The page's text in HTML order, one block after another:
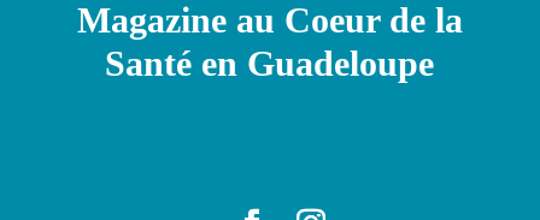
Magazine au Coeur de la
Santé en Guadeloupe